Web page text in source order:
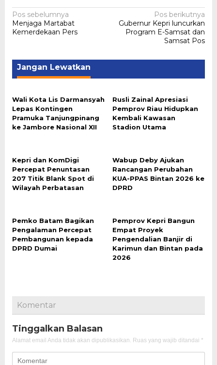
Navigasi
pos
Pos sebelumnya
Menjaga Martabat
Kemerdekaan Pers
Pos berikutnya
Gubernur Kepri luncurkan
Program E-Samsat dan
Samsat Pos
Jangan Lewatkan
Wali Kota Lis Darmansyah
Lepas Kontingen
Pramuka Tanjungpinang
ke Jambore Nasional XII
Rusli Zainal Apresiasi
Pemprov Riau Hidupkan
Kembali Kawasan
Stadion Utama
Kepri dan KomDigi
Percepat Penuntasan
207 Titik Blank Spot di
Wilayah Perbatasan
Wabup Deby Ajukan
Rancangan Perubahan
KUA-PPAS Bintan 2026 ke
DPRD
Pemko Batam Bagikan
Pengalaman Percepat
Pembangunan kepada
DPRD Dumai
Pemprov Kepri Bangun
Empat Proyek
Pengendalian Banjir di
Karimun dan Bintan pada
2026
Komentar
Tinggalkan Balasan
Alamat email Anda tidak akan dipublikasikan. Ruas yang wajib ditandai *